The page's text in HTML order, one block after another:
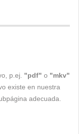
p.ej. "pdf" o "mkv"
existe en nuestra
adecuada.